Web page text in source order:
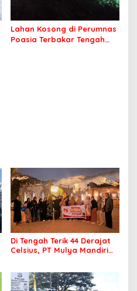
Lahan Kosong di Perumnas
Poasia Terbakar Tengah
Di Tengah Terik 44 Derajat
Celsius, PT Mulya Mandiri
Nyaman Beribadah